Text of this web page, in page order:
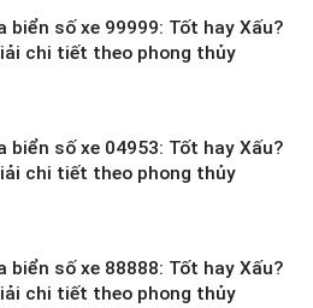
biển số xe 99999: Tốt hay Xấu?
chi tiết theo phong thủy
biển số xe 04953: Tốt hay Xấu?
chi tiết theo phong thủy
biển số xe 88888: Tốt hay Xấu?
chi tiết theo phong thủy